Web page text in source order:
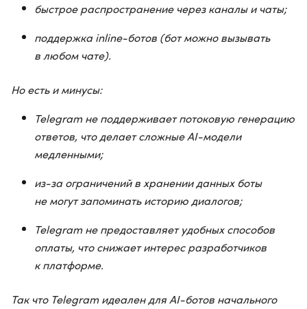
быстрое распространение через каналы и чаты;
поддержка inline-ботов (бот можно вызывать
в любом чате).
Но есть и минусы:
Telegram не поддерживает потоковую генерацию
ответов, что делает сложные AI-модели
медленными;
из-за ограничений в хранении данных боты
не могут запоминать историю диалогов;
Telegram не предоставляет удобных способов
оплаты, что снижает интерес разработчиков
к платформе.
Так что Telegram идеален для AI-ботов начального